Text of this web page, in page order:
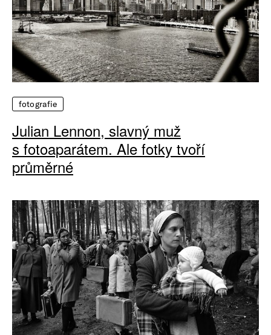
fotografie
Julian Lennon, slavný muž
s fotoaparátem. Ale fotky tvoří
průměrné